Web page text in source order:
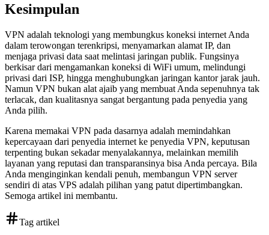
Kesimpulan
VPN adalah teknologi yang membungkus koneksi internet Anda
dalam terowongan terenkripsi, menyamarkan alamat IP, dan
menjaga privasi data saat melintasi jaringan publik. Fungsinya
berkisar dari mengamankan koneksi di WiFi umum, melindungi
privasi dari ISP, hingga menghubungkan jaringan kantor jarak jauh.
Namun VPN bukan alat ajaib yang membuat Anda sepenuhnya tak
terlacak, dan kualitasnya sangat bergantung pada penyedia yang
Anda pilih.
Karena memakai VPN pada dasarnya adalah memindahkan
kepercayaan dari penyedia internet ke penyedia VPN, keputusan
terpenting bukan sekadar menyalakannya, melainkan memilih
layanan yang reputasi dan transparansinya bisa Anda percaya. Bila
Anda menginginkan kendali penuh, membangun VPN server
sendiri di atas VPS adalah pilihan yang patut dipertimbangkan.
Semoga artikel ini membantu.
Tag artikel